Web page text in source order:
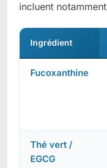
incluent
Ingrédient
Fucoxanthine
Thé vert /
EGCG